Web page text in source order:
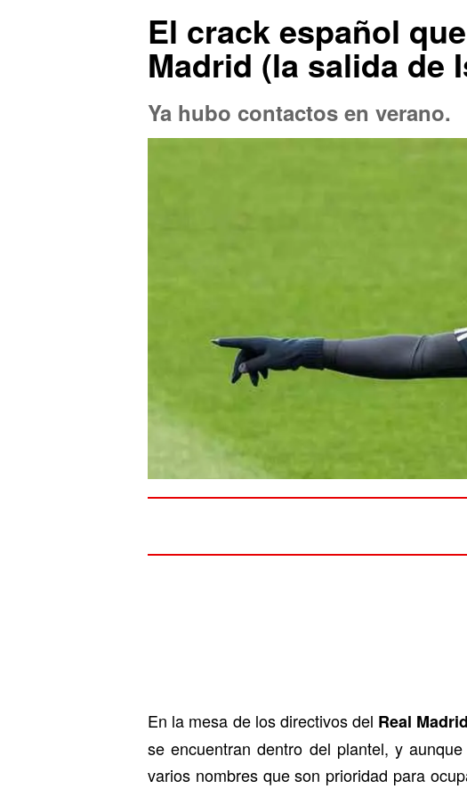
El crack español
Madrid (la salida de
Ya hubo contactos en verano.
En la mesa de los directivos del Real Madrid
se encuentran dentro del plantel, y
varios nombres que son prioridad para